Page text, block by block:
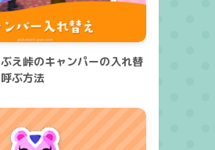
ぶえ峠のキャンパーの入れ替
ぶ方法